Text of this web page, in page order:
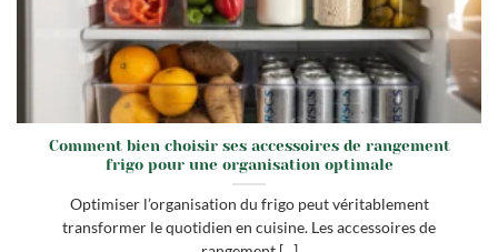
Comment bien choisir ses accessoires de rangement
frigo pour une organisation optimale
Optimiser l’organisation du frigo peut véritablement
transformer le quotidien en cuisine. Les accessoires de